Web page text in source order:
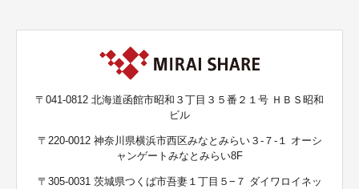
〒041-0812 北海道函館市昭和３丁目３５番２１号 ＨＢＳ昭和
ビル
〒220-0012 神奈川県横浜市西区みなとみらい３-７-１ オーシ
ャンゲートみなとみらい8F
〒305-0031 茨城県つくば市吾妻１丁目５−７ ダイワロイネッ